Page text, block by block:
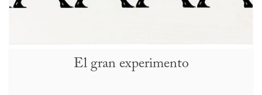
El gran experimento